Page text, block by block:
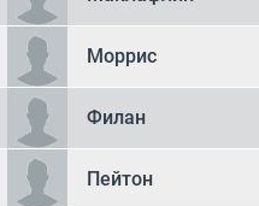
Моррис
Филан
Пейтон